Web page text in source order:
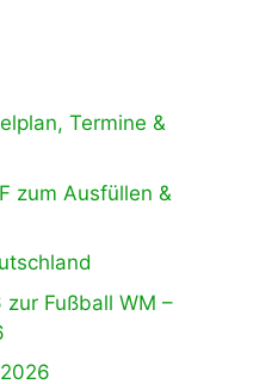
Termine &
zum Ausfüllen &
Fußball WM –